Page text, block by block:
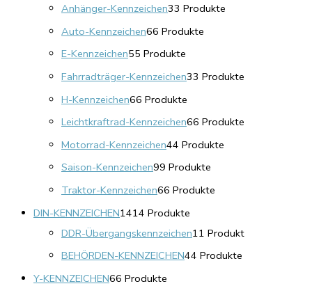
Anhänger-Kennzeichen33 Produkte
Auto-Kennzeichen66 Produkte
E-Kennzeichen55 Produkte
Fahrradträger-Kennzeichen33 Produkte
H-Kennzeichen66 Produkte
Leichtkraftrad-Kennzeichen66 Produkte
Motorrad-Kennzeichen44 Produkte
Saison-Kennzeichen99 Produkte
Traktor-Kennzeichen66 Produkte
DIN-KENNZEICHEN1414 Produkte
DDR-Übergangskennzeichen11 Produkt
BEHÖRDEN-KENNZEICHEN44 Produkte
Y-KENNZEICHEN66 Produkte